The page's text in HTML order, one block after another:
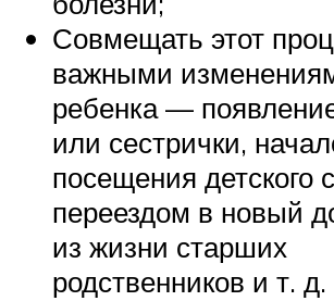
Совмещать этот
важными
ребенка —
или сестрички,
посещения детского
переездом в новый
из жизни старших
родственников и т. д.